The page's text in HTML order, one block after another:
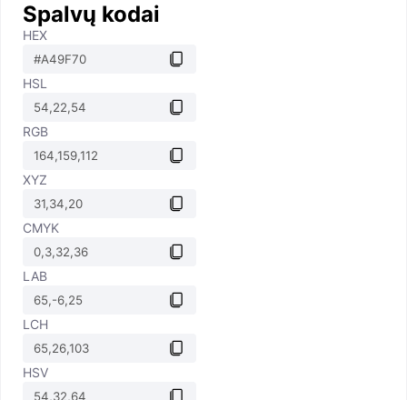
Spalvų kodai
HEX
HSL
RGB
XYZ
CMYK
LAB
LCH
HSV